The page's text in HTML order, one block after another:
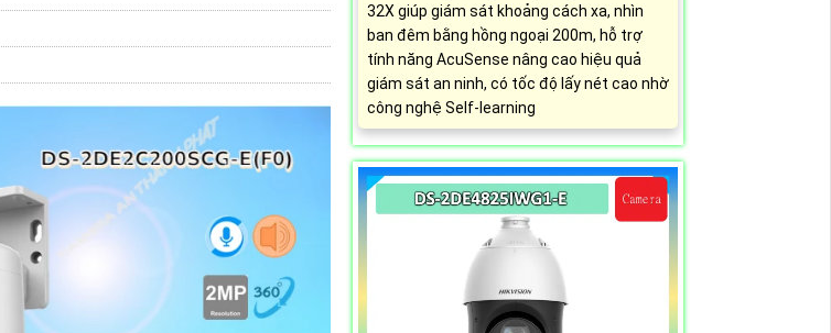
32X giúp giám sát khoảng cách xa, nhìn
ban đêm bằng hồng ngoại 200m, hỗ trợ
tính năng AcuSense nâng cao hiệu quả
giám sát an ninh, có tốc độ lấy nét cao nhờ
công nghệ Self-learning